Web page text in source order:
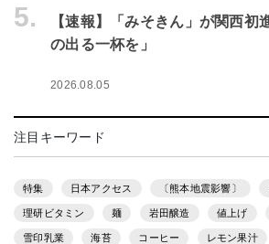
5.
【速報】「みそきん」が関西
の出る一杯を」
2026.08.05
注目キーワード
特集 日本アクセス 〔熊本地震影響〕
理研ビタミン 麺 岩田醸造 値上げ
雪印乳業 海苔 コーヒー レモン果汁